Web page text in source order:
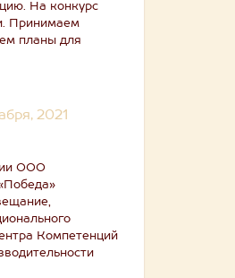
На конкурс
Принимаем
планы для
2021
ООО
Компетенций